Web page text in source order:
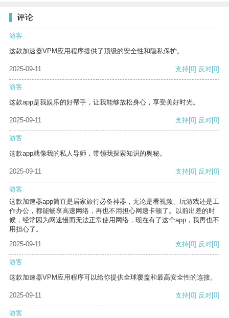
评论
游客
这款加速器VPM应用程序提供了顶级的安全性和隐私保护。
2025-09-11 支持[0] 反对[0]
游客
这款app是我娱乐的好帮手，让我能够放松身心，享受美好时光。
2025-09-11 支持[0] 反对[0]
游客
这款app就像我的私人导师，带领我探索知识的奥秘。
2025-09-11 支持[0] 反对[0]
游客
这款加速器app简直是居家旅行必备神器，无论是看视频、玩游戏还是工
作办公，都能畅享高速网络，再也不用担心网速卡顿了。以前出差的时
候，经常因为网速慢而无法正常使用网络，现在有了这个app，我再也不
用担心了。
2025-09-11
支持[0] 反对[0]
游客
这款加速器VPM应用程序可以给你提供全球覆盖和最高安全性的连接。
2025-09-11 支持[0] 反对[0]
游客